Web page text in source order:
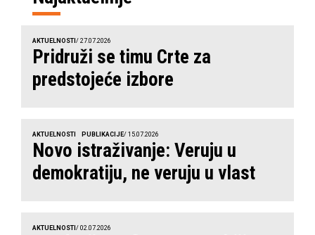
AKTUELNOSTI / 27.07.2026
Pridruži se timu Crte za
predstojeće izbore
AKTUELNOSTI PUBLIKACIJE/ 15.07.2026
Novo istraživanje: Veruju u
demokratiju, ne veruju u vlast
AKTUELNOSTI / 02.07.2026